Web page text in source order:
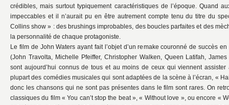
crédibles, mais surtout typiquement caractéristiques de l’époque. Quand
impeccables et il n’aurait pu en être autrement compte tenu du titre du
Collins show » : des brushings improbables, des boucles parfaites et des
la personnalité de chaque protagoniste.
Le film de John Waters ayant fait l’objet d’un remake couronné de succès
(John Travolta, Michelle Pfeiffer, Christopher Walken, Queen Latifah,
sont aujourd’hui connus de tous et au moins de ceux qui viennent
plupart des comédies musicales qui sont adaptées de la scène à l’écran, «
donc les chansons qui ne sont pas présentes dans le film sont rares. On
classiques du film « You can’t stop the beat », « Without love », ou encore «